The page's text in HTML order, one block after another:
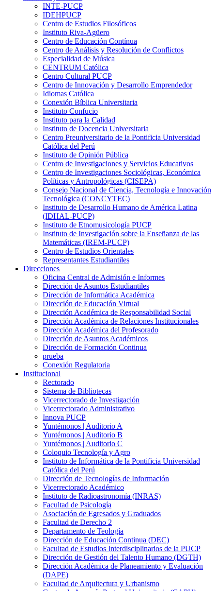
INTE-PUCP
IDEHPUCP
Centro de Estudios Filosóficos
Instituto Riva-Agüero
Centro de Educación Contínua
Centro de Análisis y Resolución de Conflictos
Especialidad de Música
CENTRUM Católica
Centro Cultural PUCP
Centro de Innovación y Desarrollo Emprendedor
Idiomas Católica
Conexión Bíblica Universitaria
Instituto Confucio
Instituto para la Calidad
Instituto de Docencia Universitaria
Centro Preuniversitario de la Pontificia Universidad
Católica del Perú
Instituto de Opinión Pública
Centro de Investigaciones y Servicios Educativos
Centro de Investigaciones Sociológicas, Económica
Políticas y Antropológicas (CISEPA)
Consejo Nacional de Ciencia, Tecnología e Innovación
Tecnológica (CONCYTEC)
Instituto de Desarrollo Humano de América Latina
(IDHAL-PUCP)
Instituto de Etnomusicología PUCP
Instituto de Investigación sobre la Enseñanza de las
Matemáticas (IREM-PUCP)
Centro de Estudios Orientales
Representantes Estudiantiles
Direcciones
Oficina Central de Admisión e Informes
Dirección de Asuntos Estudiantiles
Dirección de Informática Académica
Dirección de Educación Virtual
Dirección Académica de Responsabilidad Social
Dirección Académica de Relaciones Institucionales
Dirección Académica del Profesorado
Dirección de Asuntos Académicos
Dirección de Formación Continua
prueba
Conexión Regulatoria
Institucional
Rectorado
Sistema de Bibliotecas
Vicerrectorado de Investigación
Vicerrectorado Administrativo
Innova PUCP
Yuntémonos | Auditorio A
Yuntémonos | Auditorio B
Yuntémonos | Auditorio C
Coloquio Tecnología y Agro
Instituto de Informática de la Pontificia Universidad
Católica del Perú
Dirección de Tecnologías de Información
Vicerrectorado Académico
Instituto de Radioastronomía (INRAS)
Facultad de Psicología
Asociación de Egresados y Graduados
Facultad de Derecho 2
Departamento de Teología
Dirección de Educación Continua (DEC)
Facultad de Estudios Interdisciplinarios de la PUCP
Dirección de Gestión del Talento Humano (DGTH)
Dirección Académica de Planeamiento y Evaluación
(DAPE)
Facultad de Arquitectura y Urbanismo